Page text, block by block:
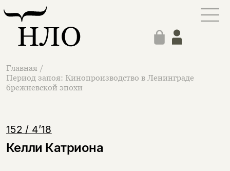
Главная /
Период запоя: Кинопроизводство в Ленинграде
брежневской эпохи
152 / 4’18
Келли Катриона